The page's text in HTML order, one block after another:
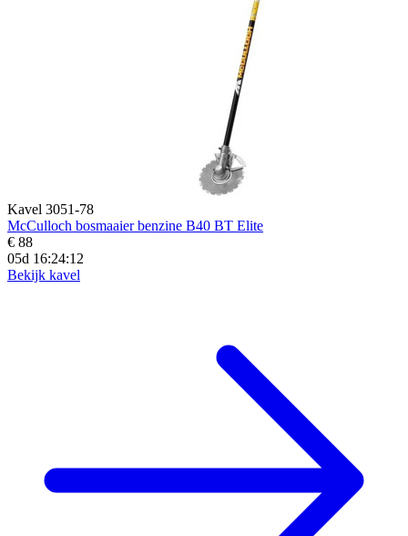
Kavel 3051-78
McCulloch bosmaaier benzine B40 BT Elite
€ 88
05d 16:24:11
Bekijk kavel